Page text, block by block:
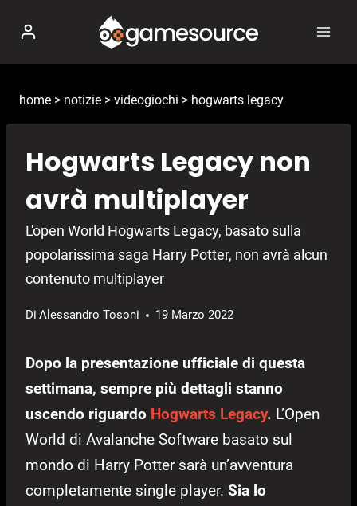
contenuto
home > notizie > videogiochi > hogwarts legacy
Hogwarts Legacy non
avrà multiplayer
L'open World Hogwarts Legacy, basato sulla
popolarissima saga Harry Potter, non avrà alcun
contenuto multiplayer
Di Alessandro Tosoni 19 Marzo 2022
Dopo la presentazione ufficiale di questa
settimana, sempre più dettagli stanno
uscendo riguardo Hogwarts Legacy. L’Open
World di Avalanche Software basato sul
mondo di Harry Potter sarà un’avventura
completamente single player. Sia lo